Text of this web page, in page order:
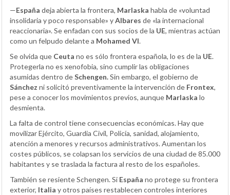
—España deja abierta la frontera, Marlaska habla de «voluntad
insolidaria y poco responsable» yAlbares de «la internacional
reaccionaria». Se enfadan con sus socios de la UE, mientras actúan
como un felpudo delante a Mohamed VI.
Se olvida que Ceuta no es sólo frontera española, lo es de la UE.
Protegerla no es xenofobia, sino cumplir las obligaciones
asumidas dentro deSchengen.Sin embargo, el gobierno de
Sánchez ni solicitó preventivamente la intervención de Frontex,
pese a conocer los movimientos previos, aunque Marlaska lo
desmienta.
La falta de control tiene consecuencias económicas. Hay que
movilizar Ejército, Guardia Civil, Policía, sanidad, alojamiento,
atención a menores y recursos administrativos. Aumentan los
costes públicos, se colapsan los servicios de una ciudad de 85.000
habitantes y se traslada la factura al resto de los españoles.
También se resiente Schengen. Si España no protege su frontera
exterior, Italia y otros países restablecen controles interiores